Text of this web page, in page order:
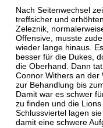
Nach Seitenwechsel
treffsicher und
Zeleznik,
Offensive, musste
wieder lange hinaus.
besser für die Dukes,
die Oberhand. Dann
Connor Withers an der
zur Behandlung bis
Damit war es schwer
zu finden und die
Schlussviertel lagen
damit eine schwere